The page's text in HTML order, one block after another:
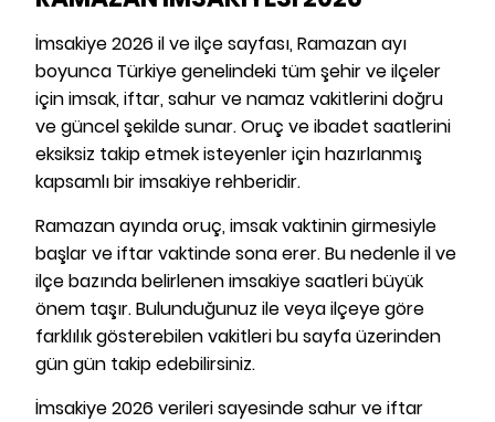
İmsakiye 2026 il ve ilçe sayfası, Ramazan ayı
boyunca Türkiye genelindeki tüm şehir ve ilçeler
için imsak, iftar, sahur ve namaz vakitlerini doğru
ve güncel şekilde sunar. Oruç ve ibadet saatlerini
eksiksiz takip etmek isteyenler için hazırlanmış
kapsamlı bir imsakiye rehberidir.
Ramazan ayında oruç, imsak vaktinin girmesiyle
başlar ve iftar vaktinde sona erer. Bu nedenle il ve
ilçe bazında belirlenen imsakiye saatleri büyük
önem taşır. Bulunduğunuz ile veya ilçeye göre
farklılık gösterebilen vakitleri bu sayfa üzerinden
gün gün takip edebilirsiniz.
İmsakiye 2026 verileri sayesinde sahur ve iftar